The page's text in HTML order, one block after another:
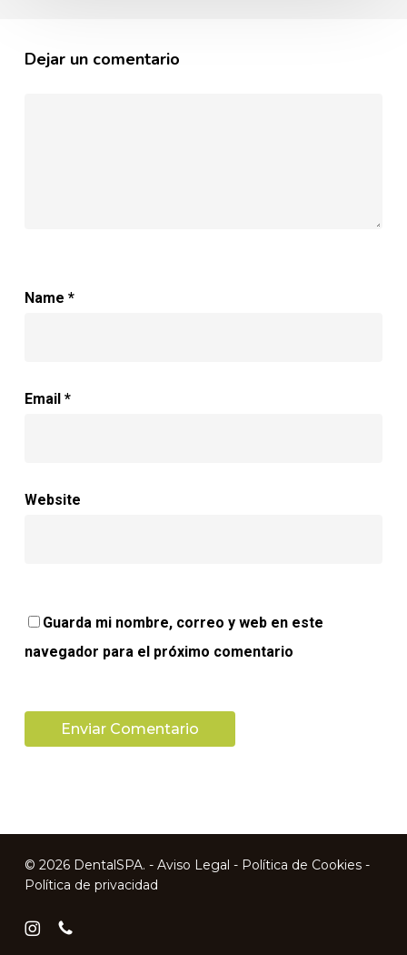
Dejar un comentario
Name *
Email *
Website
Guarda mi nombre, correo y web en este
navegador para el próximo comentario
© 2026 DentalSPA. - Aviso Legal - Política de Cookies-
Política de privacidad
instagram
phone